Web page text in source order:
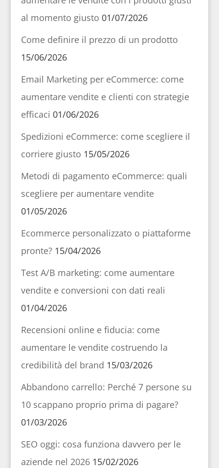
al momento giusto 01/07/2026
Come definire il prezzo di un prodotto
15/06/2026
Email Marketing per eCommerce: come
aumentare vendite e clienti con strategie
efficaci 01/06/2026
Spedizioni eCommerce: come scegliere il
corriere giusto 15/05/2026
Metodi di pagamento eCommerce: quali
scegliere per aumentare vendite
01/05/2026
Ecommerce personalizzato o piattaforme
pronte? 15/04/2026
Test A/B marketing: come aumentare
vendite e conversioni con dati reali
01/04/2026
Recensioni online e fiducia: come
aumentare le vendite costruendo la
credibilità del brand 15/03/2026
Abbandono carrello: Perché 7 persone su
10 scappano proprio prima di pagare?
01/03/2026
SEO oggi: cosa funziona davvero per le
aziende nel 2026 15/02/2026